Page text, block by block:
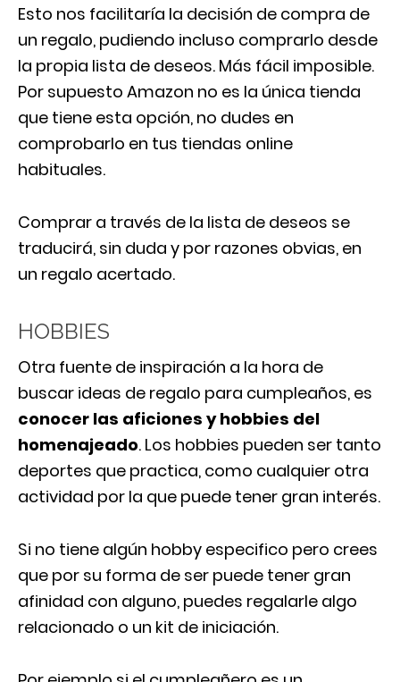
Esto nos facilitaría la decisión de compra de
un regalo, pudiendo incluso comprarlo desde
la propia lista de deseos. Más fácil imposible.
Por supuesto Amazon no es la única tienda
que tiene esta opción, no dudes en
comprobarlo en tus tiendas online
habituales.
Comprar a través de la lista de deseos se
traducirá, sin duda y por razones obvias, en
un regalo acertado.
HOBBIES
Otra fuente de inspiración a la hora de
buscar ideas de regalo para cumpleaños, es
conocer las aficiones y hobbies del
homenajeado. Los hobbies pueden ser tanto
deportes que practica, como cualquier otra
actividad por la que puede tener gran interés.
Si no tiene algún hobby especifico pero crees
que por su forma de ser puede tener gran
afinidad con alguno, puedes regalarle algo
relacionado o un kit de iniciación.